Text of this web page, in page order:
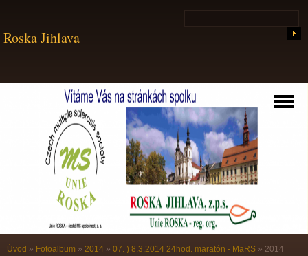
Roska Jihlava
Úvod » Fotoalbum » 2014 » 07. ) 8.3.2014 24hod. maratón - MaRS » 2014